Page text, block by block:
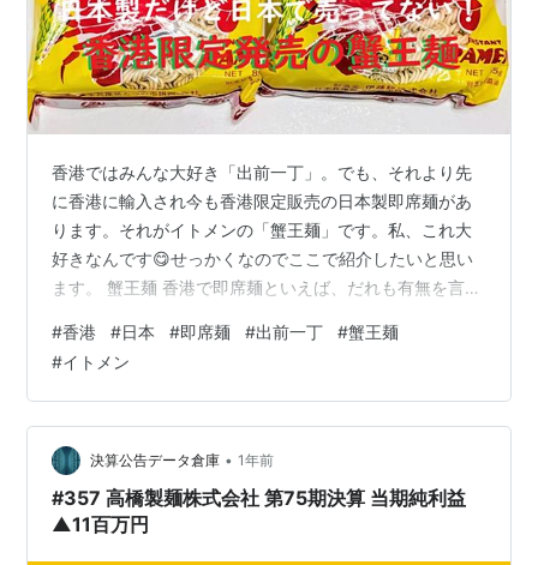
香港ではみんな大好き「出前一丁」。でも、それより先
に香港に輸入され今も香港限定販売の日本製即席麺があ
ります。それがイトメンの「蟹王麺」です。私、これ大
好きなんです😋せっかくなのでここで紹介したいと思い
ます。 蟹王麺 香港で即席麺といえば、だれも有無を言わ
1968年に発売が開始され、香港ではその翌年から日本製
の発売が開始され、その後香港での生産も始まりまし
た。かなり香港人の生活に浸透していて、どのスーパー
でも即席麺のコーナーに行くと、「出前一丁」がずらり
と並んでいます。しかも種類が豊富で、麺のみならず、
マカロニまで売っているんです。茶餐廳（香港式…
#香港 #日本 #即席麺 #出前一丁 #蟹王麺
#イトメン
決算公告データ倉庫 • 1年前
#357 高橋製麺株式会社 第75期決算 当期純利益
▲11百万円